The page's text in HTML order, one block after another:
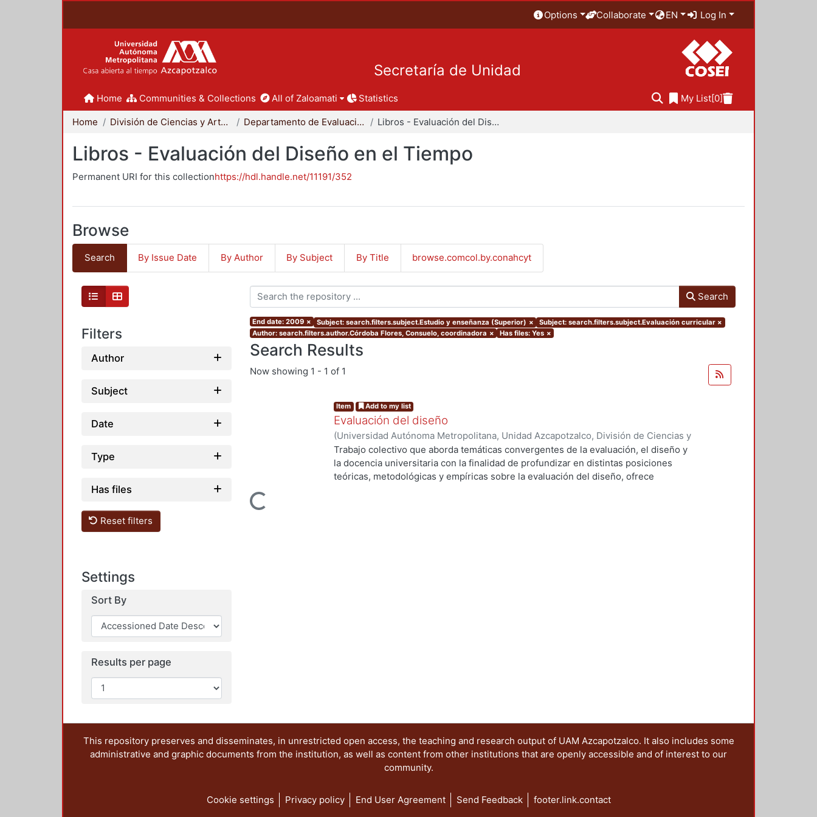
Options Collaborate EN Log In
Secretaría de Unidad
Home Communities & Collections All of Zaloamati Statistics My List[0]
Home División de Ciencias y Artes para el Diseño Departamento de Evaluación del Diseño en el Tiempo Libros - Evaluación del Diseño en el Tiempo
Libros - Evaluación del Diseño en el Tiempo
Permanent URI for this collectionhttps://hdl.handle.net/11191/352
Browse
Search By Issue Date By Author By Subject By Title browse.comcol.by.conahcyt
Filters
Author
Subject
Date
Type
Has files
Reset filters
Settings
Sort By
Results per page
Search
End date: 2009 × Subject: search.filters.subject.Estudio y enseñanza (Superior) × Subject: search.filters.subject.Evaluación curricular ×
Author: search.filters.author.Córdoba Flores, Consuelo, coordinadora × Has files: Yes ×
Search Results
Now showing 1 - 1 of 1
Loading...
Item Add to my list
Evaluación del diseño
(Universidad Autónoma Metropolitana, Unidad Azcapotzalco, División de Ciencias y
Artes para el Diseño, Departamento de Evaluación del Diseño en el Tiempo,2002)
Córdoba Flores, Consuelo, coordinadora;González Celis, Julieta, coordinadora
Nasser Farías, Judith, coordinadora; Ortiz Segura, Jorge, coordinador
Trabajo colectivo que aborda temáticas convergentes de la evaluación, el diseño y
la docencia universitaria con la finalidad de profundizar en distintas posiciones
teóricas, metodológicas y empíricas sobre la evaluación del diseño, ofrece
This repository preserves and disseminates, in unrestricted open access, the teaching and research output of UAM Azcapotzalco. It also includes some
administrative and graphic documents from the institution, as well as content from other institutions that are openly accessible and of interest to our
community.
Cookie settings Privacy policy End User Agreement Send Feedback footer.link.contact